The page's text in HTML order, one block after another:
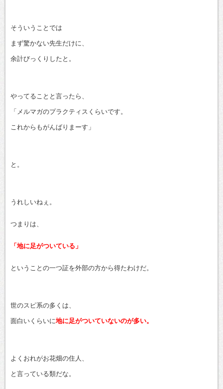
そういうことでは
まず驚かない先生だけに、
余計びっくりしたと。
やってることと言ったら、
「メルマガのプラクティスくらいです。
これからもがんばりまーす」
と。
うれしいねぇ。
つまりは、
「地に足がついている」
ということの一つ証を外部の方から得たわけだ。
世のスピ系の多くは、
面白いくらいに地に足がついていないのが多い。
よくおれがお花畑の住人、
と言っている類だな。